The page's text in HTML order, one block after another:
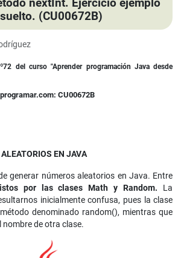
nextInt. Ejercicio ejemplo
(CU00672B)
del curso "Aprender programación Java desde
CU00672B
EN JAVA
generar números aleatorios en Java. Entre
por las clases Math y Random. La
inicialmente confusa, pues la clase
denominado random(), mientras que
nombre de otra clase.